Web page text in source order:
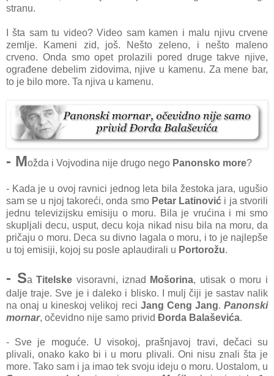
stranu.
I šta sam tu video? Video sam kamen i malu njivu crvene
zemlje. Kameni zid, još. Nešto zeleno, i nešto maleno
crveno. Onda smo opet prolazili pored druge takve njive,
ograđene debelim zidovima, njive u kamenu. Za mene bar,
to je bilo more. Ta njiva u kamenu.
- Možda i Vojvodina nije drugo nego Panonsko more?
- Kada je u ovoj ravnici jednog leta bila žestoka jara, ugušio
sam se u njoj takoreći, onda smo Petar Latinović i ja stvorili
jednu televizijsku emisiju o moru. Bila je vrućina i mi smo
skupljali decu, usput, decu koja nikad nisu bila na moru, da
pričaju o moru. Deca su divno lagala o moru, i to je najlepše
u toj emisiji, kojoj su posle aplaudirali u Portorožu.
- SaTitelske visoravni, iznad Mošorina, utisak o moru i
dalje traje. Sve je i daleko i blisko. I mulj čiji je sastav nalik
na onaj u kineskoj velikoj reci Jang Ceng Jang.Panonski
mornar, očevidno nije samo privid Đorda Balaševića.
- Sve je moguće. U visokoj, prašnjavoj travi, dečaci su
plivali, onako kako bi i u moru plivali. Oni nisu znali šta je
more. Tako sam i ja imao tek svoju ideju o moru. Uostalom, u